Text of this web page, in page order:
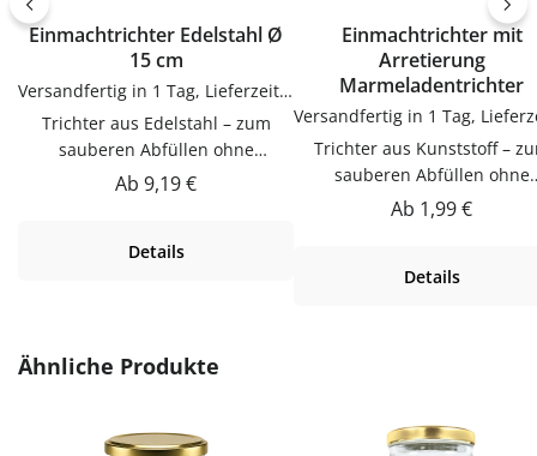
Einmachtrichter Edelstahl Ø
15 cm
Versandfertig in 1 Tag, Lieferzeit 1-3 Tage
Trichter aus Edelstahl – zum
sauberen Abfüllen ohne
KleckernTrichter zum sauberen
Vorrat und Haushalt – passend zu
EdelstahlVerwendungTrichter
Anwendung und langlebig im
Regulärer Preis:
Ab 9,19 €
Details
Einmachtrichter mit
Arretierung
Marmeladentrichter
Trichter aus Kunststoff – zum
sauberen Abfüllen ohne
KleckernTrichter zum
Vorrat und Haushalt –
Kleckern. Einfach in der
Regulärer Preis:
Ab 1,99 €
Details
Produktgalerie überspringen
Ähnliche Produkte